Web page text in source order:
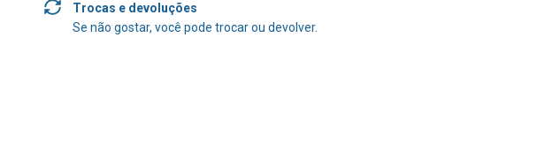
Trocas e devoluções
Se não gostar, você pode trocar ou devolver.